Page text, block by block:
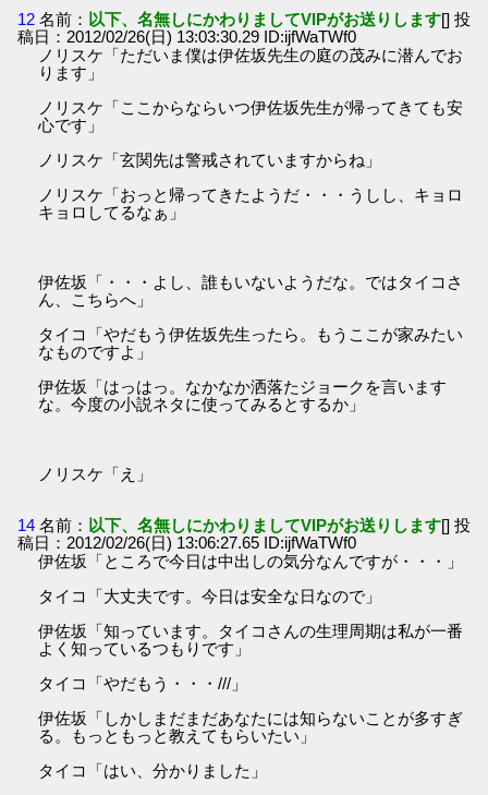
12 名前： 以下、名無しにかわりましてVIPがお送りします[] 投
稿日：2012/02/26(日) 13:03:30.29 ID:ijfWaTWf0
ノリスケ「ただいま僕は伊佐坂先生の庭の茂みに潜んでお
ります」
ノリスケ「ここからならいつ伊佐坂先生が帰ってきても安
心です」
ノリスケ「玄関先は警戒されていますからね」
ノリスケ「おっと帰ってきたようだ・・・うしし、キョロ
キョロしてるなぁ」
伊佐坂「・・・よし、誰もいないようだな。ではタイコさ
ん、こちらへ」
タイコ「やだもう伊佐坂先生ったら。もうここが家みたい
なものですよ」
伊佐坂「はっはっ。なかなか洒落たジョークを言います
な。今度の小説ネタに使ってみるとするか」
ノリスケ「え」
14 名前： 以下、名無しにかわりましてVIPがお送りします[] 投
稿日：2012/02/26(日) 13:06:27.65 ID:ijfWaTWf0
伊佐坂「ところで今日は中出しの気分なんですが・・・」
タイコ「大丈夫です。今日は安全な日なので」
伊佐坂「知っています。タイコさんの生理周期は私が一番
よく知っているつもりです」
タイコ「やだもう・・・///」
伊佐坂「しかしまだまだあなたには知らないことが多すぎ
る。もっともっと教えてもらいたい」
タイコ「はい、分かりました」